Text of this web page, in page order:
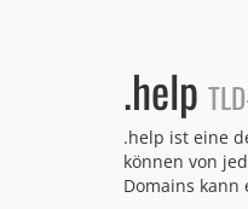
.help
.help ist eine
können von
Domains kann